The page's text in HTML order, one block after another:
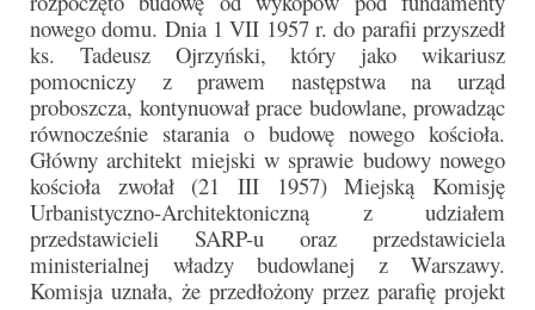
nowego domu. Dnia 1 VII 1957 r. do parafii przyszedł
ks. Tadeusz Ojrzyński, który jako wikariusz
pomocniczy z prawem następstwa na urząd
proboszcza, kontynuował prace budowlane, prowadząc
równocześnie starania o budowę nowego kościoła.
Główny architekt miejski w sprawie budowy nowego
kościoła zwołał (21 III 1957) Miejską Komisję
Urbanistyczno-Architektoniczną z udziałem
przedstawicieli SARP-u oraz przedstawiciela
ministerialnej władzy budowlanej z Warszawy.
Komisja uznała, że przedłożony przez parafię projekt